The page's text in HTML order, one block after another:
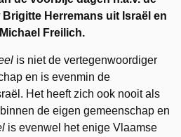
Herremans uit Israël en
Freilich.
is niet de vertegenwoordiger
en is evenmin de
Het heeft zich ook nooit als
de eigen gemeenschap en
is evenwel het enige Vlaamse